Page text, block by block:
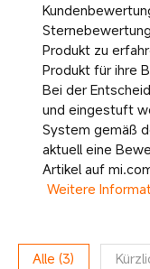
Produkt zu
Produkt für ihre
Bei der
und eingestuft
System gemäß
aktuell eine
Artikel auf
Weitere
Alle (3)